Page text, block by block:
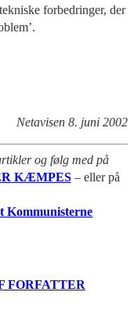
forbedringer, der
Netavisen 8. juni 2002
og følg med på
KÆMPES – eller på
Kommunisterne
FORFATTER